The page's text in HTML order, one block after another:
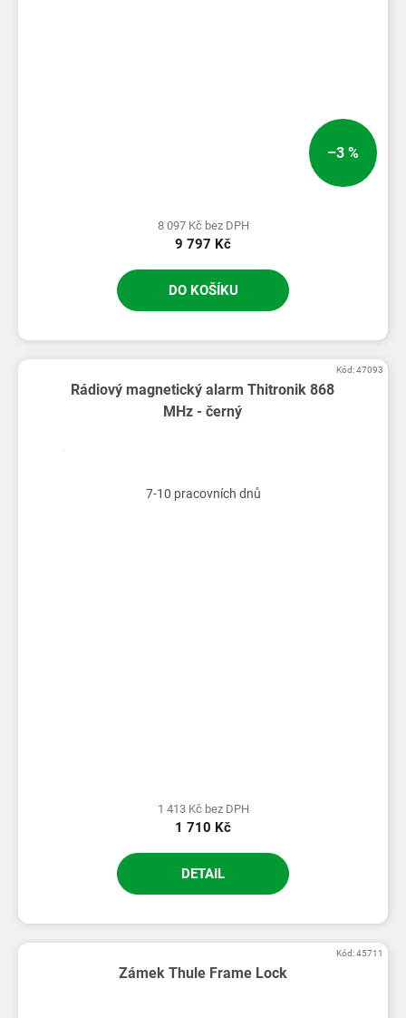
–3 %
8 097 Kč bez DPH
9 797 Kč
DO KOŠÍKU
Rádiový magnetický alarm Thitronik 868
MHz - černý
7-10 pracovních dnů
1 413 Kč bez DPH
1 710 Kč
DETAIL
Kód:47093
Zámek Thule Frame Lock
Kód:45711